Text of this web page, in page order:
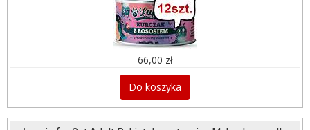
66,00 zł
Do koszyka